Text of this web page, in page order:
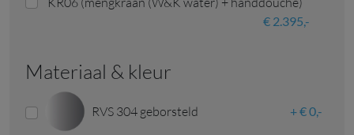
€ 2.395,-
Materiaal & kleur
RVS 304 geborsteld € 0,-